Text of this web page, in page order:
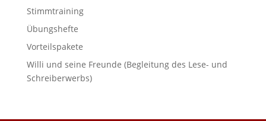
Stimmtraining
Übungshefte
Vorteilspakete
Willi und seine Freunde (Begleitung des Lese- und
Schreiberwerbs)